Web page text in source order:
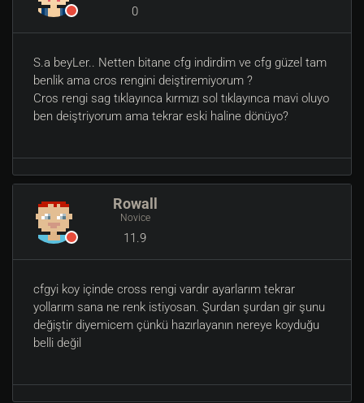
0
S.a beyLer.. Netten bitane cfg indirdim ve cfg güzel tam
benlik ama cros rengini deiştiremiyorum ?
Cros rengi sag tıklayınca kırmızı sol tıklayınca mavi oluyo
ben deiştriyorum ama tekrar eski haline dönüyo?
Rowall
Novice
11.9
cfgyi koy içinde cross rengi vardır ayarlarım tekrar
yollarım sana ne renk istiyosan. Şurdan şurdan gir şunu
değiştir diyemicem çünkü hazırlayanın nereye koyduğu
belli değil